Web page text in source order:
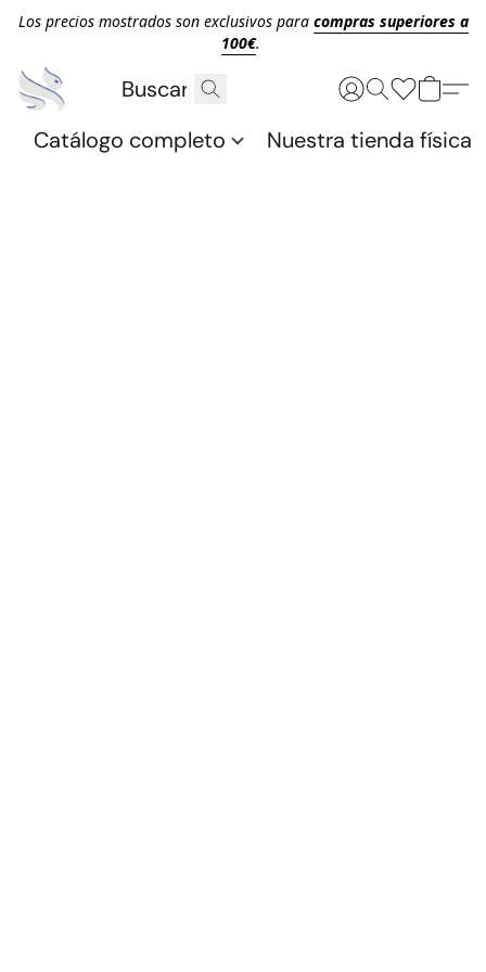
Los precios mostrados son exclusivos para compras superiores a
100€.
Catálogo completo Nuestra tienda física